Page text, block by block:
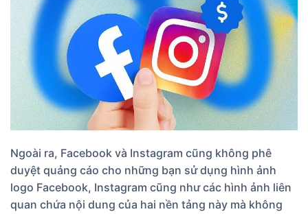
Ngoài ra, Facebook và Instagram cũng không phê
duyệt quảng cáo cho những bạn sử dụng hình ảnh
logo Facebook, Instagram cũng như các hình ảnh liên
quan chứa nội dung của hai nền tảng này mà không